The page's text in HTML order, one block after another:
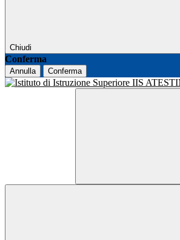
Chiudi
Conferma
Annulla Conferma